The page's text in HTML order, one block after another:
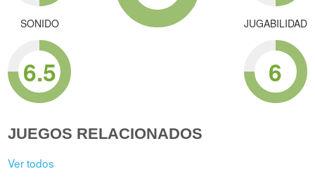
SONIDO
6.5
JUGABILIDAD
6
JUEGOS RELACIONADOS
Ver todos